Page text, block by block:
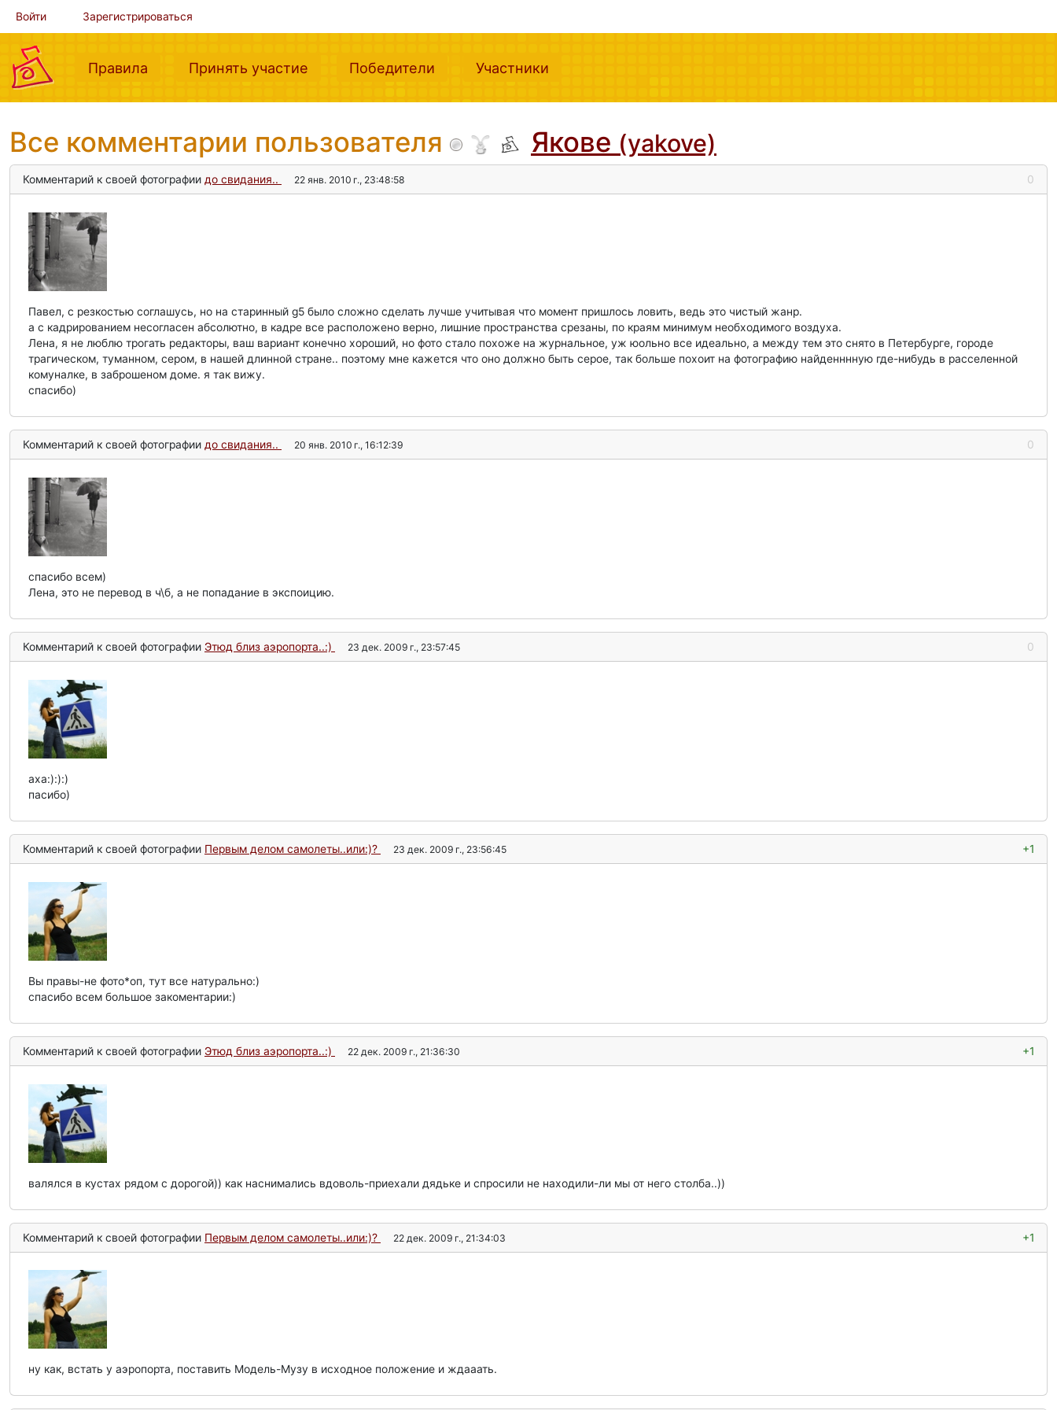
Войти Зарегистрироваться
Правила (current)Принять участие (current)Победители (current)Участники
Все комментарии пользователя Якове (yakove)
Комментарий к своей фотографии до свидания.. 22 янв. 2010 г., 23:48:58 0
Павел, с резкостью соглашусь, но на старинный g5 было сложно сделать лучше учитывая что момент пришлось ловить, ведь это чистый жанр.
а с кадрированием несогласен абсолютно, в кадре все расположено верно, лишние пространства срезаны, по краям минимум необходимого воздуха.
Лена, я не люблю трогать редакторы, ваш вариант конечно хороший, но фото стало похоже на журнальное, уж юольно все идеально, а между тем это снято в Петербурге, городе
трагическом, туманном, сером, в нашей длинной стране.. поэтому мне кажется что оно должно быть серое, так больше похоит на фотографию найденннную где-нибудь в расселенной
комуналке, в заброшеном доме. я так вижу.
спасибо)
Комментарий к своей фотографии до свидания.. 20 янв. 2010 г., 16:12:39 0
спасибо всем)
Лена, это не перевод в ч\б, а не попадание в экспоицию.
Комментарий к своей фотографии Этюд близ аэропорта..:) 23 дек. 2009 г., 23:57:45 0
аха:):):)
пасибо)
Комментарий к своей фотографии Первым делом самолеты..или:)? 23 дек. 2009 г., 23:56:45 +1
Вы правы-не фото*оп, тут все натурально:)
спасибо всем большое закоментарии:)
Комментарий к своей фотографии Этюд близ аэропорта..:) 22 дек. 2009 г., 21:36:30 +1
валялся в кустах рядом с дорогой)) как наснимались вдоволь-приехали дядьке и спросили не находили-ли мы от него столба..))
Комментарий к своей фотографии Первым делом самолеты..или:)? 22 дек. 2009 г., 21:34:03 +1
ну как, встать у аэропорта, поставить Модель-Музу в исходное положение и ждааать.